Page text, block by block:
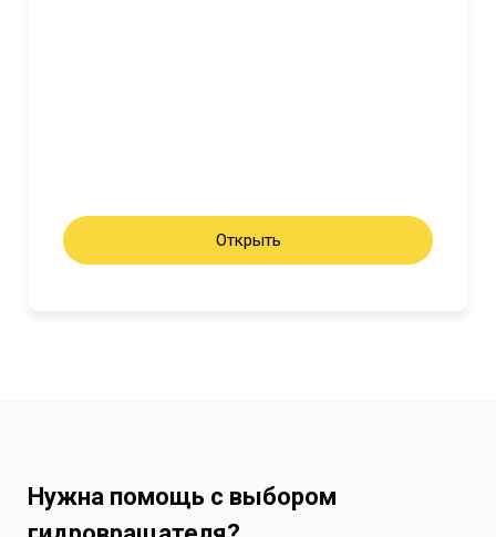
Открыть
Нужна помощь с выбором